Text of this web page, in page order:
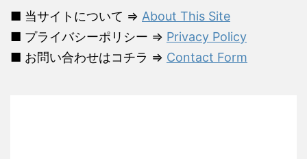
■ 当サイトについて ⇒ About This Site
■ プライバシーポリシー ⇒ Privacy Policy
■ お問い合わせはコチラ ⇒ Contact Form